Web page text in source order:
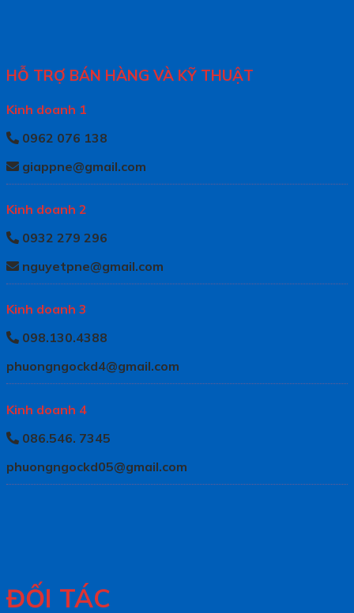
HỖ TRỢ BÁN HÀNG VÀ KỸ THUẬT
Kinh doanh 1
0962 076 138
giappne@gmail.com
Kinh doanh 2
0932 279 296
nguyetpne@gmail.com
Kinh doanh 3
098.130.4388
phuongngockd4@gmail.com
Kinh doanh 4
086.546. 7345
phuongngockd05@gmail.com
ĐỐI TÁC